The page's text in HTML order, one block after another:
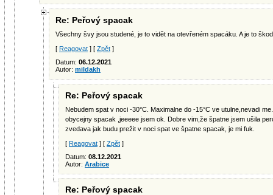
Re: Peřový spacak
Všechny švy jsou studené, je to vidět na otevřeném spacáku. A je to
[ Reagovat ] [ Zpět ]
Datum: 06.12.2021
Autor: mildakh
Re: Peřový spacak
Nebudem spat v noci -30°C. Maximalne do -15°C ve utulne,nevadi
obycejny spacak ,jeeeee jsem ok. Dobre vim,že špatne jsem ušila
zvedava jak budu prežit v noci spat ve špatne spacak, je mi fuk.
[ Reagovat ] [ Zpět ]
Datum: 08.12.2021
Autor: Arabice
Re: Peřový spacak